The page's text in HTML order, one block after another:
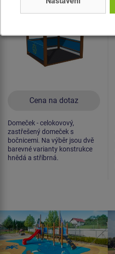
Cena na dotaz
Novinka
Domeček - celokovový,
zastřešený domeček s
bočnicemi. Na výběr jsou dvě
barevné varianty konstrukce
hnědá a stříbrná.